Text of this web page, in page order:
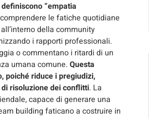
“empatia
le fatiche quotidiane
della community
i rapporti professionali.
o commentano i ritardi di un
umana comune. Questa
poiché riduce i pregiudizi,
risoluzione dei conflitti. La
capace di generare una
building faticano a costruire in